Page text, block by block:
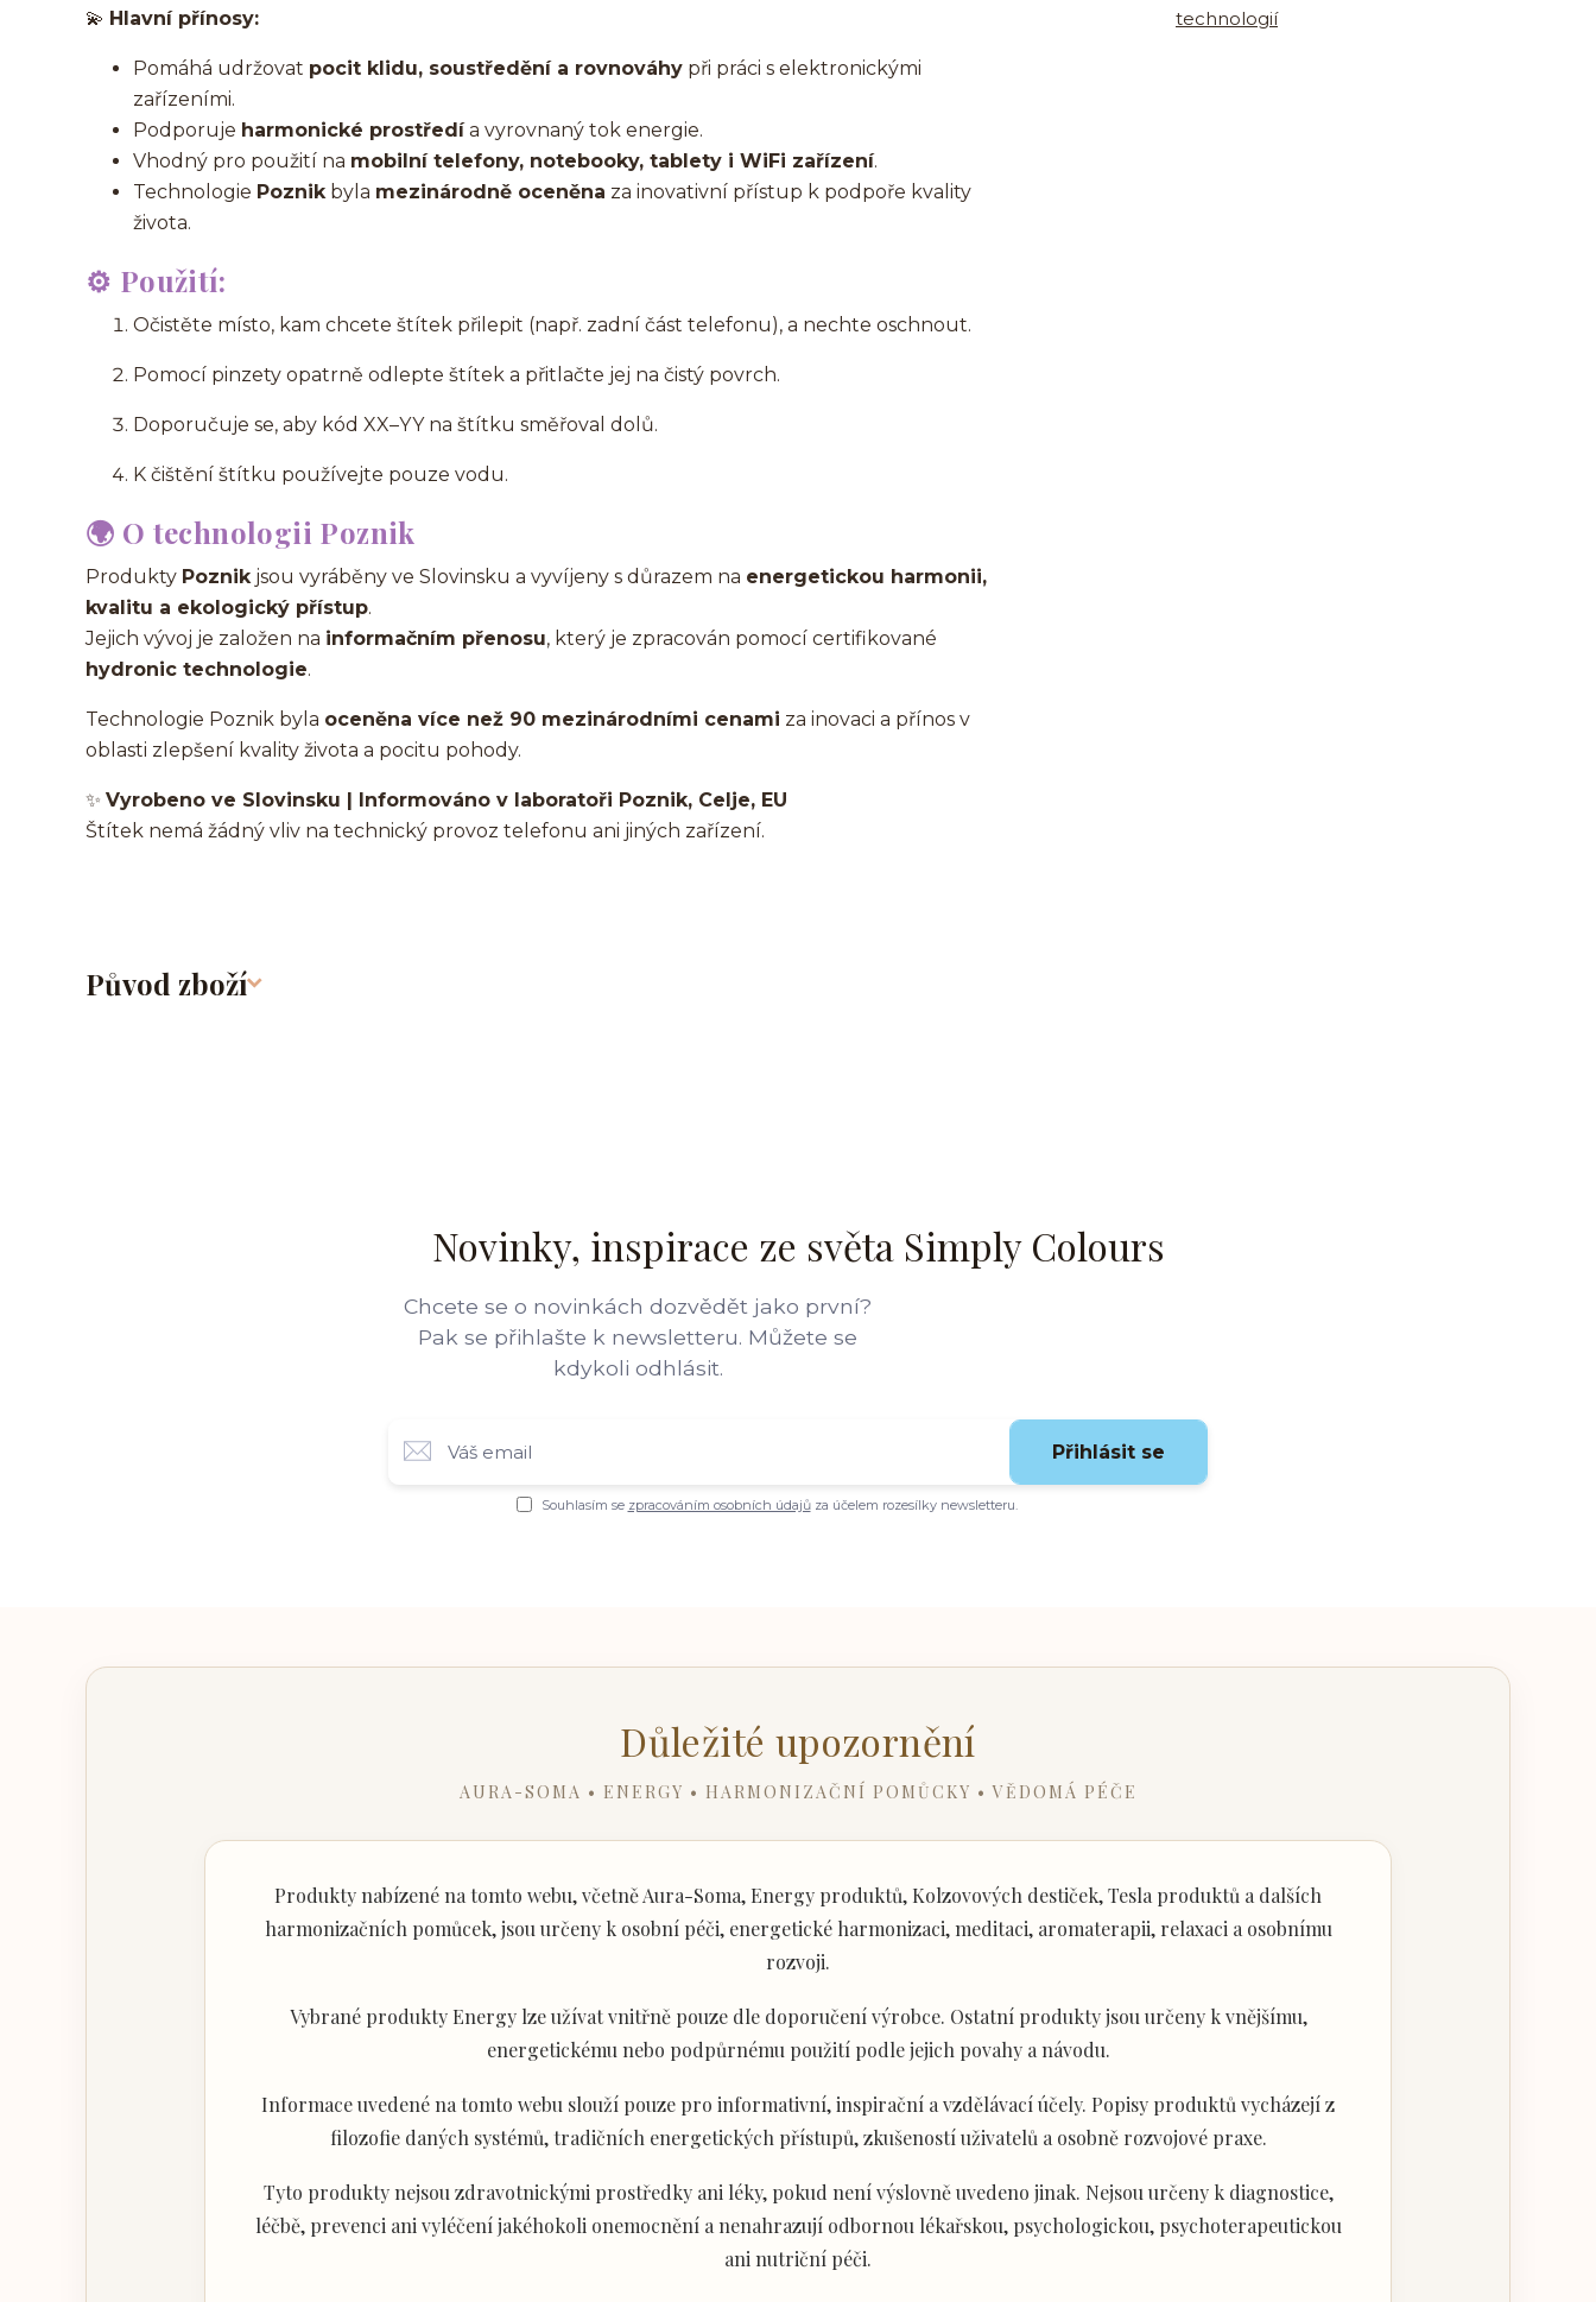
💫 Hlavní přínosy:
Pomáhá udržovat pocit klidu, soustředění a rovnováhy při práci s elektronickými
zařízeními.
Podporuje harmonické prostředía vyrovnaný tok energie.
Vhodný pro použití na mobilní telefony, notebooky, tablety i WiFi zařízení.
Technologie Poznik byla mezinárodně oceněna za inovativní přístup k podpoře kvality
života.
⚙️ Použití:
Očistěte místo, kam chcete štítek přilepit (např. zadní část telefonu), a nechte oschnout.
Pomocí pinzety opatrně odlepte štítek a přitlačte jej na čistý povrch.
Doporučuje se, aby kód XX–YY na štítku směřoval dolů.
K čištění štítku používejte pouze vodu.
🌍 O technologii Poznik
Produkty Poznik jsou vyráběny ve Slovinsku a vyvíjeny s důrazem na energetickou harmonii,
kvalitu a ekologický přístup.
Jejich vývoj je založen na informačním přenosu, který je zpracován pomocí certifikované
hydronic technologie.
Technologie Poznik byla oceněna více než 90 mezinárodními cenami za inovaci a přínos v
oblasti zlepšení kvality života a pocitu pohody.
✨ Vyrobeno ve Slovinsku | Informováno v laboratoři Poznik, Celje, EU
Štítek nemá žádný vliv na technický provoz telefonu ani jiných zařízení.
Původ zboží
technologií
Novinky, inspirace ze světa Simply Colours
Chcete se o novinkách dozvědět jako první?
Pak se přihlašte k newsletteru. Můžete se
kdykoli odhlásit.
Přihlásit se
Souhlasím se zpracováním osobních údajůza účelem rozesílky newsletteru.
Důležité upozornění
AURA-SOMA • ENERGY • HARMONIZAČNÍ POMŮCKY • VĚDOMÁ PÉČE
Produkty nabízené na tomto webu, včetně Aura-Soma, Energy produktů, Kolzovových destiček, Tesla produktů a dalších
harmonizačních pomůcek, jsou určeny k osobní péči, energetické harmonizaci, meditaci, aromaterapii, relaxaci a osobnímu
rozvoji.
Vybrané produkty Energy lze užívat vnitřně pouze dle doporučení výrobce. Ostatní produkty jsou určeny k vnějšímu,
energetickému nebo podpůrnému použití podle jejich povahy a návodu.
Informace uvedené na tomto webu slouží pouze pro informativní, inspirační a vzdělávací účely. Popisy produktů vycházejí z
filozofie daných systémů, tradičních energetických přístupů, zkušeností uživatelů a osobně rozvojové praxe.
Tyto produkty nejsou zdravotnickými prostředky ani léky, pokud není výslovně uvedeno jinak. Nejsou určeny k diagnostice,
léčbě, prevenci ani vyléčení jakéhokoli onemocnění a nenahrazují odbornou lékařskou, psychologickou, psychoterapeutickou
ani nutriční péči.